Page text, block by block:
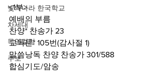
빛의나라 한국학교
차세대
목양컬럼
주보
<1부>
예배의 부름
찬양* 찬송가 23
교독문* 105번(감사절 1)
말씀낭독 찬양 찬송가 301/588
합심기도/암송